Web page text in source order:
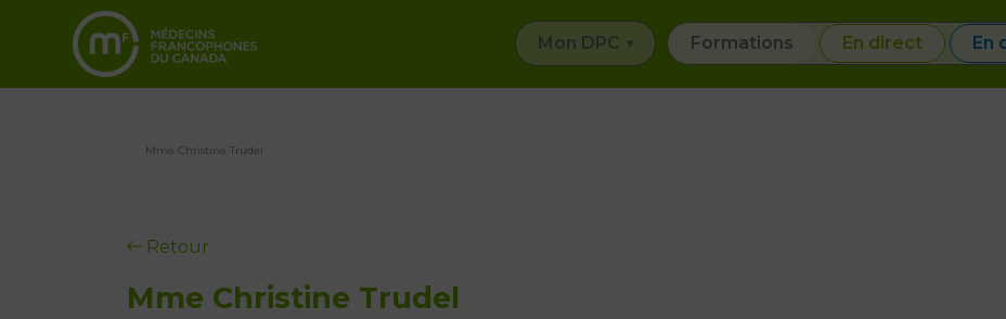
Mon DPC Formations En direct En
Mme Christine Trudel
Retour
Mme Christine Trudel